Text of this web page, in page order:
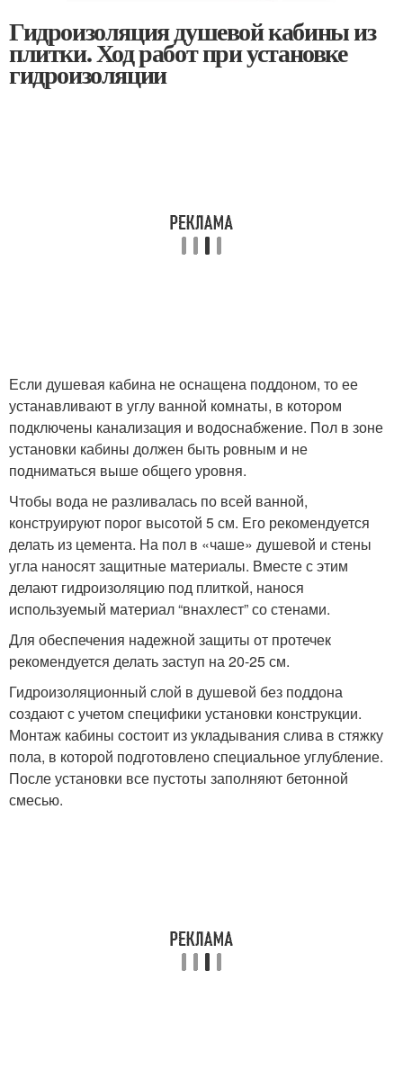
Гидроизоляция душевой кабины из
плитки. Ход работ при установке
гидроизоляции
Если душевая кабина не оснащена поддоном, то ее
устанавливают в углу ванной комнаты, в котором
подключены канализация и водоснабжение. Пол в зоне
установки кабины должен быть ровным и не
подниматься выше общего уровня.
Чтобы вода не разливалась по всей ванной,
конструируют порог высотой 5 см. Его рекомендуется
делать из цемента. На пол в «чаше» душевой и стены
угла наносят защитные материалы. Вместе с этим
делают гидроизоляцию под плиткой, нанося
используемый материал “внахлест” со стенами.
Для обеспечения надежной защиты от протечек
рекомендуется делать заступ на 20-25 см.
Гидроизоляционный слой в душевой без поддона
создают с учетом специфики установки конструкции.
Монтаж кабины состоит из укладывания слива в стяжку
пола, в которой подготовлено специальное углубление.
После установки все пустоты заполняют бетонной
смесью.